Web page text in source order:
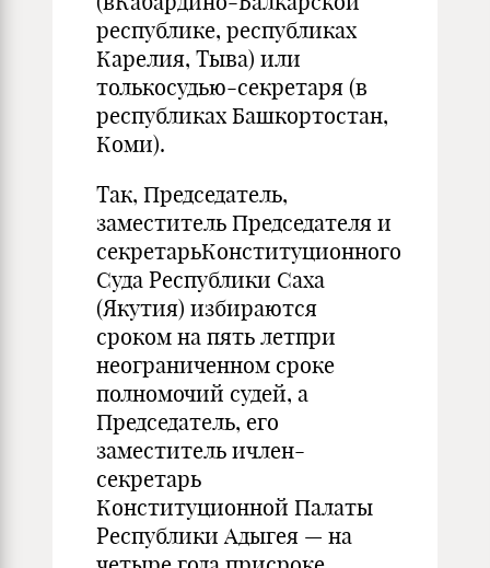
республике, республиках
Карелия, Тыва) или
толькосудью-секретаря (в
республиках Башкортостан,
Коми).
Так, Председатель,
заместитель Председателя и
секретарьКонституционного
Суда Республики Саха
(Якутия) избираются
сроком на пять летпри
неограниченном сроке
полномочий судей, а
Председатель, его
заместитель ичлен-
секретарь
Конституционной Палаты
Республики Адыгея — на